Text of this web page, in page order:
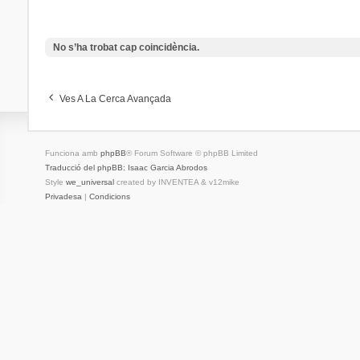
No s’ha trobat cap coincidència.
Ves A La Cerca Avançada
Funciona amb phpBB® Forum Software © phpBB Limited
Traducció del phpBB: Isaac Garcia Abrodos
Style we_universalcreated by INVENTEA & v12mike
Privadesa | Condicions